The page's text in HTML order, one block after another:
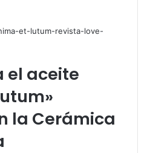
el aceite
la Cerámica